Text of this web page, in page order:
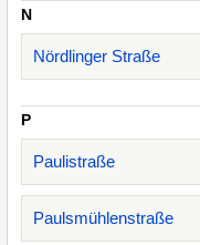
N
Nördlinger Straße
P
Paulistraße
Paulsmühlenstraße